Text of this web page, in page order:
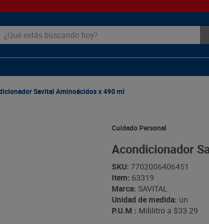
estás buscando hoy?
Savital Aminoácidos x 490 ml
Cuidado Personal
Acondicionador
SKU: 7702006406451
Item: 63319
Marca: SAVITAL
Unidad de medida: un
P.U.M : Mililitro a $33.29